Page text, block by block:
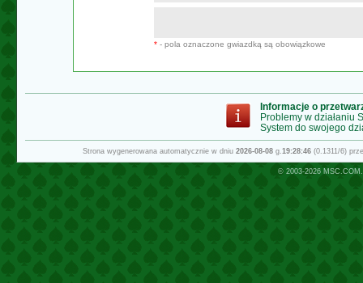
* - pola oznaczone gwiazdką są obowiązkowe
Informacje o
Problemy w działaniu
System do swojego
Strona wygenerowana automatycznie w dniu 2026-08-08 g.19:28:46 (0.1311/6)
© 2003-2026